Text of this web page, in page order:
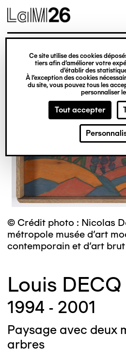
Gestion des cookies
Ce site utilise des cookies
tiers afin d’améliorer votre
d’établir des
À l’exception des cookies
du site, vous pouvez tous les
personnaliser
Tout accepter
contenu
© Crédit photo : Nicolas
métropole musée d’art
contemporain et d’art brut
Louis DECQ
1994 - 2001
Paysage avec deux
arbres